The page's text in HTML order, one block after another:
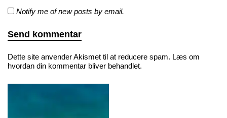
Notify me of new posts by email.
Dette site anvender Akismet til at reducere spam. Læs om
hvordan din kommentar bliver behandlet.